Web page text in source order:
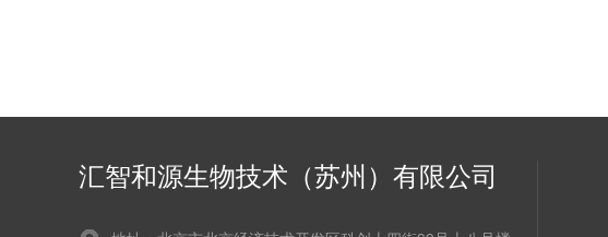
汇智和源生物技术（苏州）有限公司